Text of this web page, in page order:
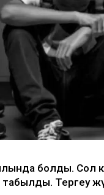
болды. Сол
Тергеу